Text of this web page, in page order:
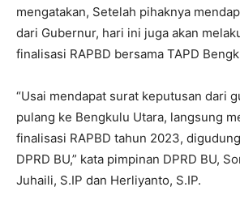
mengatakan, Setelah pihaknya
dari Gubernur, hari ini juga akan
finalisasi RAPBD bersama TAPD
“Usai mendapat surat keputusan dari
pulang ke Bengkulu Utara, langsung
finalisasi RAPBD tahun 2023,
DPRD BU,” kata pimpinan DPRD BU,
Juhaili, S.IP dan Herliyanto, S.IP.